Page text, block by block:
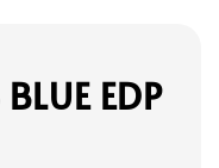
EDP